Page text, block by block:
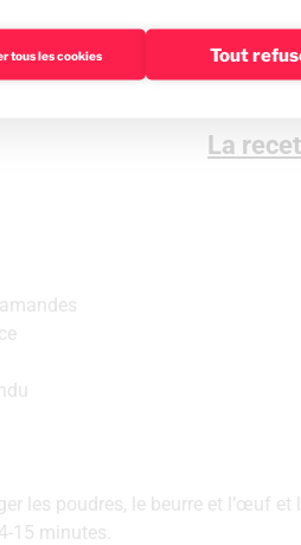
La
les poudres, le beurre et l’œuf et
15 minutes.
tous les cookies Tout